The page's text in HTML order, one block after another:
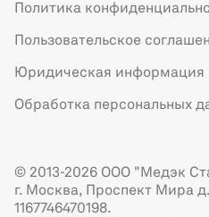
Политика
Пользовательское
Юридическая информация
Обработка персональных
© 2013-2026 ООО "Медэк
г. Москва, Проспект Мира
1167746470198.